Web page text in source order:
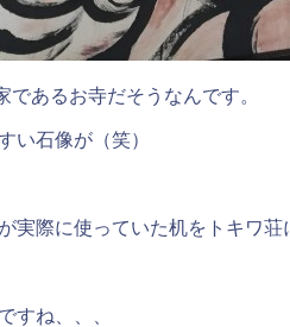
あるお寺だそうなんです。
い石像が（笑）
実際に使っていた机をトキワ荘
すね、、、